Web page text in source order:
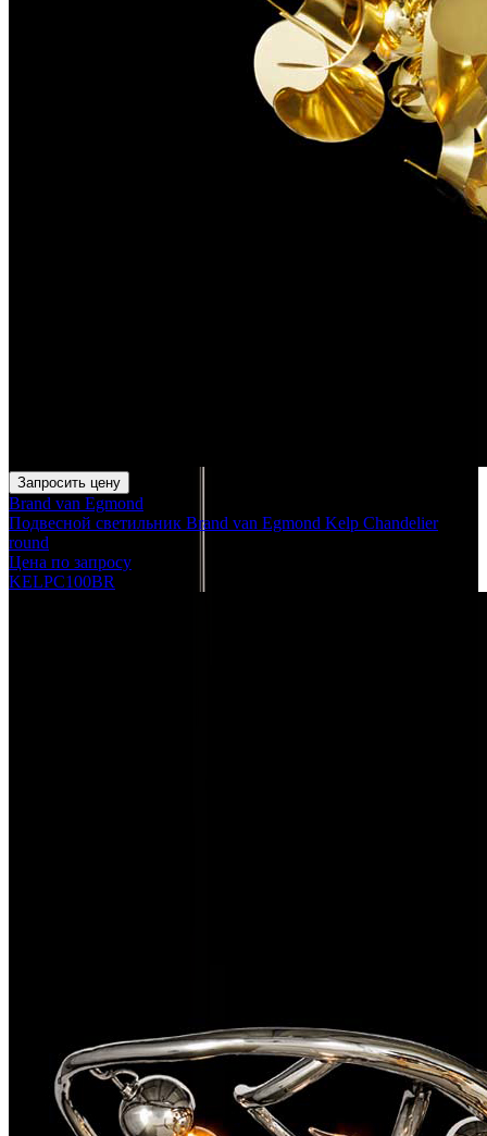
Запросить цену
Brand van Egmond
Подвесной светильник Brand van Egmond Kelp Chandelier
round
Цена по запросу
KELPC100BR